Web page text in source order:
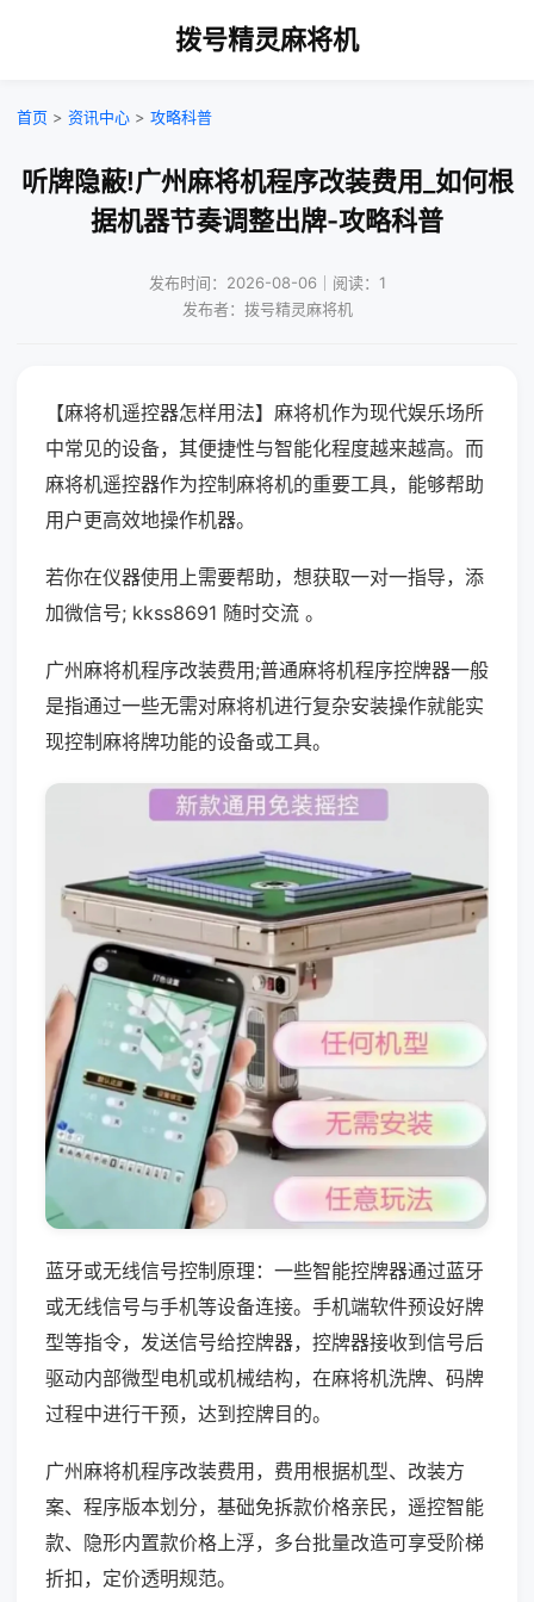
拨号精灵麻将机
首页 > 资讯中心 > 攻略科普
听牌隐蔽!广州麻将机程序改装费用_如何根
据机器节奏调整出牌-攻略科普
发布时间：2026-08-06｜阅读：1
发布者：拨号精灵麻将机
【麻将机遥控器怎样用法】麻将机作为现代娱乐场所
中常见的设备，其便捷性与智能化程度越来越高。而
麻将机遥控器作为控制麻将机的重要工具，能够帮助
用户更高效地操作机器。
若你在仪器使用上需要帮助，想获取一对一指导，添
加微信号; kkss8691 随时交流 。
广州麻将机程序改装费用;普通麻将机程序控牌器一般
是指通过一些无需对麻将机进行复杂安装操作就能实
现控制麻将牌功能的设备或工具。
蓝牙或无线信号控制原理：一些智能控牌器通过蓝牙
或无线信号与手机等设备连接。手机端软件预设好牌
型等指令，发送信号给控牌器，控牌器接收到信号后
驱动内部微型电机或机械结构，在麻将机洗牌、码牌
过程中进行干预，达到控牌目的。
广州麻将机程序改装费用，费用根据机型、改装方
案、程序版本划分，基础免拆款价格亲民，遥控智能
款、隐形内置款价格上浮，多台批量改造可享受阶梯
折扣，定价透明规范。